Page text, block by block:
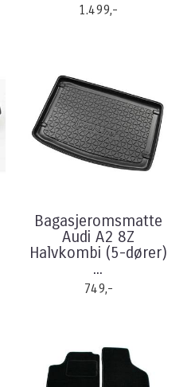
1.499,-
Bagasjeromsmatte
Audi A2 8Z
Halvkombi (5-dører)
...
749,-